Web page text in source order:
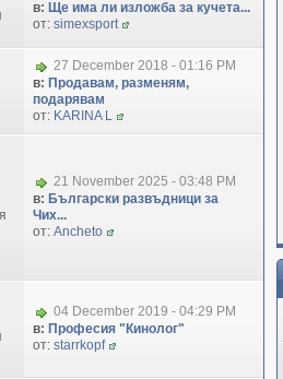
в: Ще има ли изложба за кучета...
от: simexsport
27 December 2018 - 01:16 PM
в: Продавам, разменям,
подарявам
от: KARINA L
21 November 2025 - 03:48 PM
в: Български развъдници за
Чих...
от: Ancheto
04 December 2019 - 04:29 PM
в: Професия "Кинолог"
от: starrkopf